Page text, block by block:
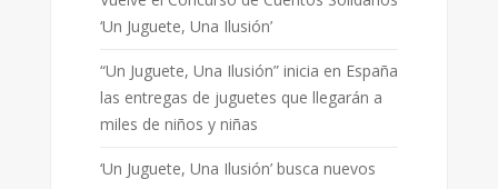
‘Un Juguete, Una Ilusión’
“Un Juguete, Una Ilusión” inicia en España
las entregas de juguetes que llegarán a
miles de niños y niñas
‘Un Juguete, Una Ilusión’ busca nuevos